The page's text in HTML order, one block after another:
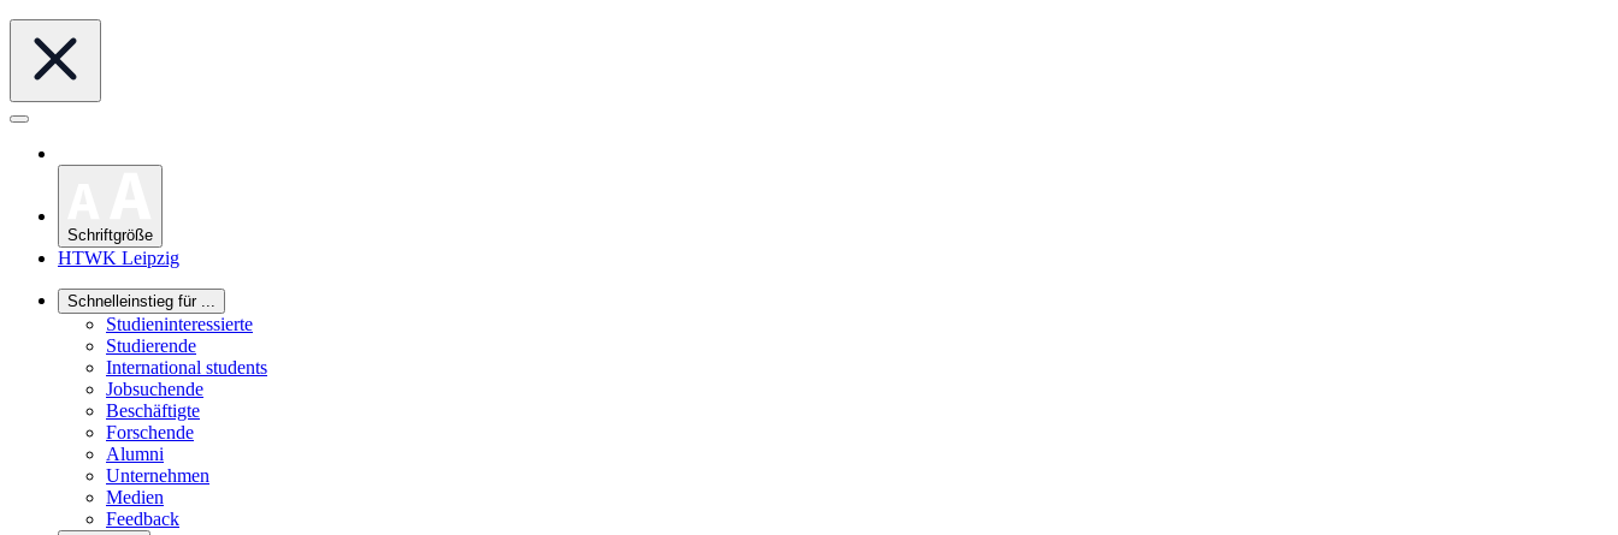
Schriftgröße
HTWK Leipzig
Schnelleinstieg für ...
Studieninteressierte
Studierende
International students
Jobsuchende
Beschäftigte
Forschende
Alumni
Unternehmen
Medien
Feedback